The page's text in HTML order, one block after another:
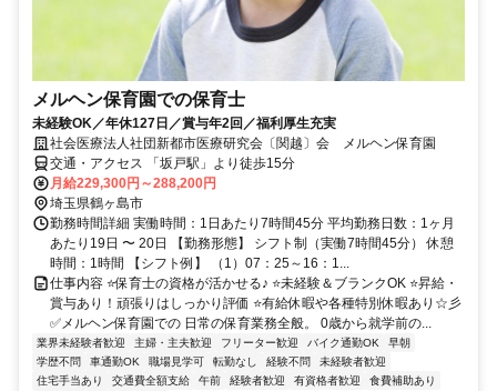
メルヘン保育園での保育士
未経験OK／年休127日／賞与年2回／福利厚生充実
社会医療法人社団新都市医療研究会〔関越〕会 メルヘン保育園
交通・アクセス 「坂戸駅」より徒歩15分
月給229,300円～288,200円
埼玉県鶴ヶ島市
勤務時間詳細 実働時間：1日あたり7時間45分 平均勤務日数：1ヶ月
あたり19日 〜 20日 【勤務形態】 シフト制（実働7時間45分） 休憩
時間：1時間 【シフト例】 （1）07：25～16：1...
仕事内容 ⭐保育士の資格が活かせる♪ ⭐未経験＆ブランクOK ⭐昇給・
賞与あり！頑張りはしっかり評価 ⭐有給休暇や各種特別休暇あり☆彡
✅メルヘン保育園での 日常の保育業務全般。 0歳から就学前の...
業界未経験者歓迎 主婦・主夫歓迎 フリーター歓迎 バイク通勤OK
早朝
学歴不問
車通勤OK 職場見学可 転勤なし 経験不問
未経験者歓迎
住宅手当あり
交通費全額支給 午前 経験者歓迎 有資格者歓迎
食費補助あり